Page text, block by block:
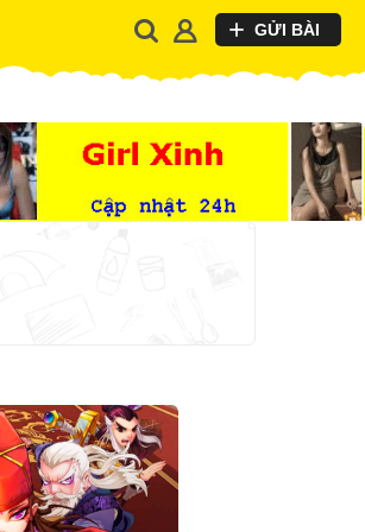
GỬI BÀI